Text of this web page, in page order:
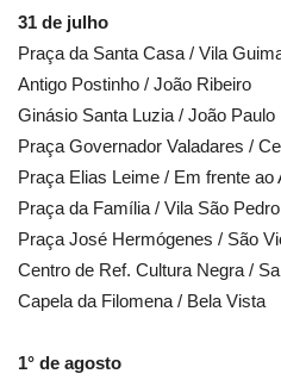
31 de julho
Praça da Santa Casa / Vila
Antigo Postinho / João Ribeiro
Ginásio Santa Luzia / João Paulo
Praça Governador Valadares /
Praça Elias Leime / Em frente ao
Praça da Família / Vila São Pedro
Praça José Hermógenes / São
Centro de Ref. Cultura Negra /
Capela da Filomena / Bela Vista
1° de agosto